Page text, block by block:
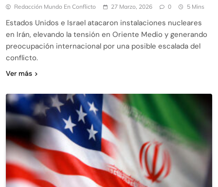
Redacción Mundo En Conflicto 27 Marzo, 2026 0 5 Mins
Estados Unidos e Israel atacaron instalaciones nucleares
en Irán, elevando la tensión en Oriente Medio y generando
preocupación internacional por una posible escalada del
conflicto.
Ver más